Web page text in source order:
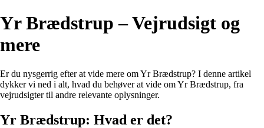
Yr Brædstrup – Vejrudsigt og
mere
Er du nysgerrig efter at vide mere om Yr Brædstrup? I denne artikel
dykker vi ned i alt, hvad du behøver at vide om Yr Brædstrup, fra
vejrudsigter til andre relevante oplysninger.
Yr Brædstrup: Hvad er det?